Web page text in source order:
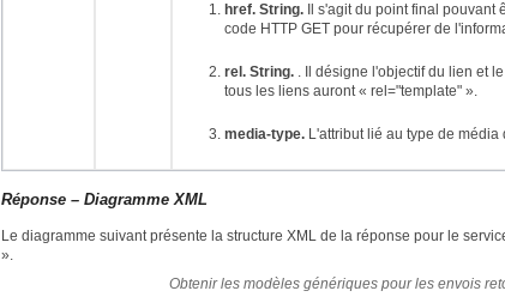
href. String. Il s'agit du point final
code HTTP GET pour récupérer de
rel. String. . Il désigne l'objectif du lien et
tous les liens auront « rel="template" ».
media-type. L'attribut lié au type de
Réponse – Diagramme XML
Le diagramme suivant présente la structure XML de la réponse pour le
».
Obtenir les modèles génériques pour les envois